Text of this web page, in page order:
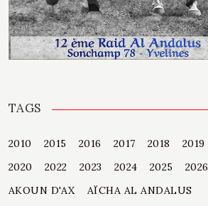
TAGS
2010 2015 2016 2017 2018
2019
2020
2022 2023 2024 2025
2026
AKOUN D'AX
AÏCHA AL ANDALUS